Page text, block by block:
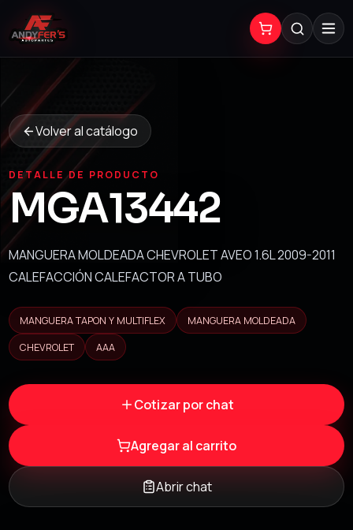
Volver al catálogo
DETALLE DE PRODUCTO
MGA13442
MANGUERA MOLDEADA CHEVROLET AVEO 1.6L 2009-2011
CALEFACCIÓN CALEFACTOR A TUBO
MANGUERA TAPON Y MULTIFLEX
MANGUERA MOLDEADA
CHEVROLET
AAA
Cotizar por chat
Agregar al carrito
Abrir chat